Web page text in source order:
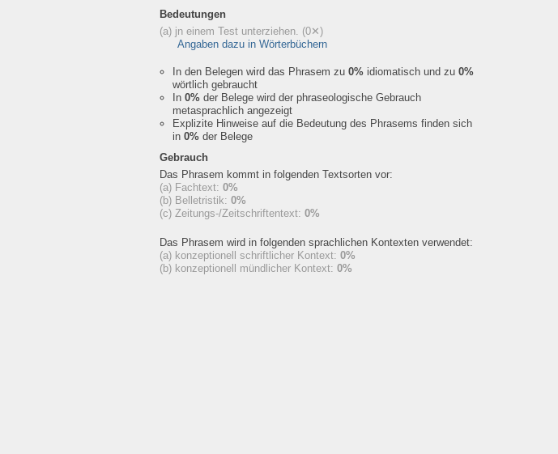
Bedeutungen
(a) jn einem Test unterziehen. (0✕)
Angaben dazu in Wörterbüchern
In den Belegen wird das Phrasem zu 0% idiomatisch und zu 0%
wörtlich gebraucht
In 0% der Belege wird der phraseologische Gebrauch
metasprachlich angezeigt
Explizite Hinweise auf die Bedeutung des Phrasems finden sich
in 0% der Belege
Gebrauch
Das Phrasem kommt in folgenden Textsorten vor:
(a) Fachtext: 0%
(b) Belletristik: 0%
(c) Zeitungs-/Zeitschriftentext: 0%
Das Phrasem wird in folgenden sprachlichen Kontexten verwendet:
(a) konzeptionell schriftlicher Kontext: 0%
(b) konzeptionell mündlicher Kontext: 0%